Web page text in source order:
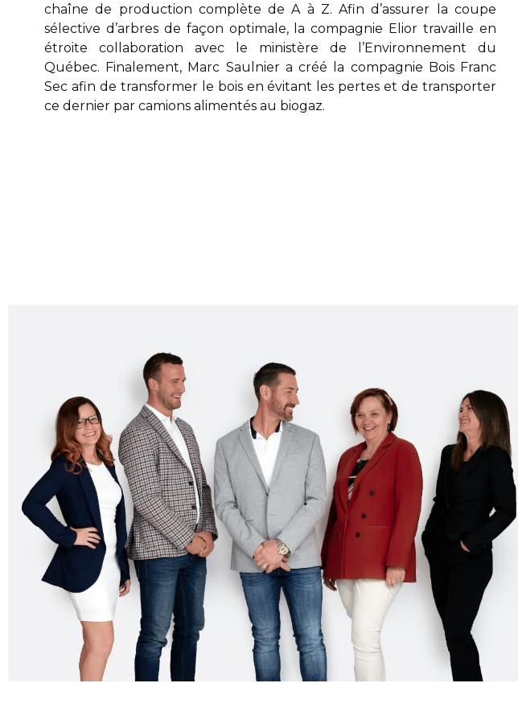
chaîne de production complète de A à Z. Afin d’assurer la coupe
sélective d’arbres de façon optimale, la compagnie Eliortravaille en
étroite collaboration avec le ministère de l’Environnement du
Québec. Finalement, Marc Saulniera créé la compagnie Bois Franc
Sec afin de transformer le bois en évitant les pertes et de transporter
ce dernier par camions alimentés au biogaz.